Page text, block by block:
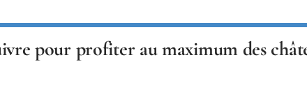
pour profiter au maximum des